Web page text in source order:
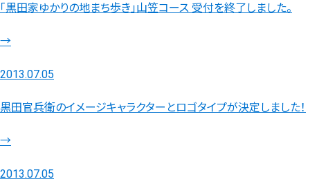
「黒田家ゆかりの地まち歩き」山笠コース 受付を終了しました。
→
2013.07.05
黒田官兵衛のイメージキャラクターとロゴタイプが決定しました！
→
2013.07.05